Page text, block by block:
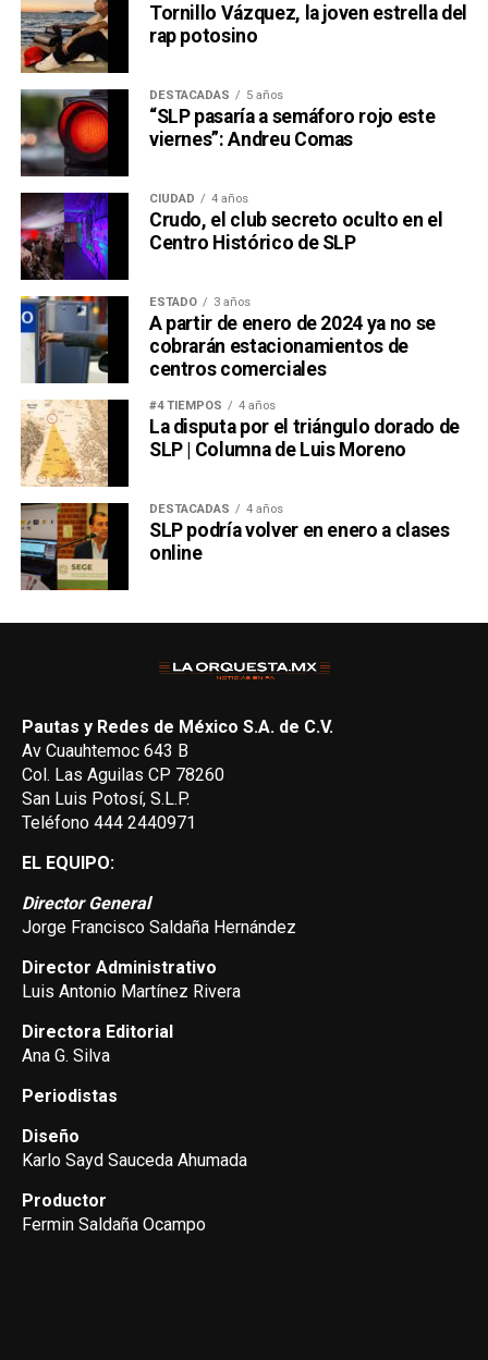
Tornillo Vázquez, la joven estrella del
rap potosino
DESTACADAS 5 años
“SLP pasaría a semáforo rojo este
viernes”: Andreu Comas
CIUDAD 4 años
Crudo, el club secreto oculto en el
Centro Histórico de SLP
ESTADO 3 años
A partir de enero de 2024 ya no se
cobrarán estacionamientos de
centros comerciales
#4 TIEMPOS 4 años
La disputa por el triángulo dorado de
SLP | Columna de Luis Moreno
DESTACADAS 4 años
SLP podría volver en enero a clases
online
Pautas y Redes de México S.A. de C.V.
Av Cuauhtemoc 643 B
Col. Las Aguilas CP 78260
San Luis Potosí, S.L.P.
Teléfono 444 2440971
EL EQUIPO:
Director General
Jorge Francisco Saldaña Hernández
Director Administrativo
Luis Antonio Martínez Rivera
Directora Editorial
Ana G. Silva
Periodistas
Diseño
Karlo Sayd Sauceda Ahumada
Productor
Fermin Saldaña Ocampo